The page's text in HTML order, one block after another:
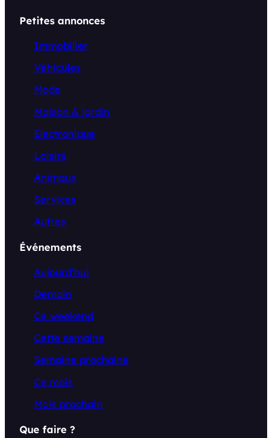
Petites annonces
Immobilier
Véhicules
Mode
Maison & jardin
Electronique
Loisirs
Animaux
Services
Autres
Événements
Aujourd’hui
Demain
Ce weekend
Cette semaine
Semaine prochaine
Ce mois
Mois prochain
Que faire ?